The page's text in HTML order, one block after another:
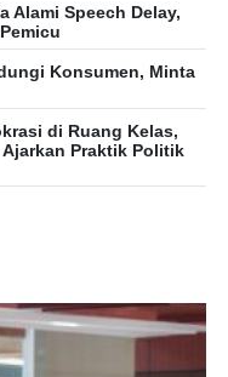
Alami Speech Delay,
Konsumen, Minta
di Ruang Kelas,
Praktik Politik